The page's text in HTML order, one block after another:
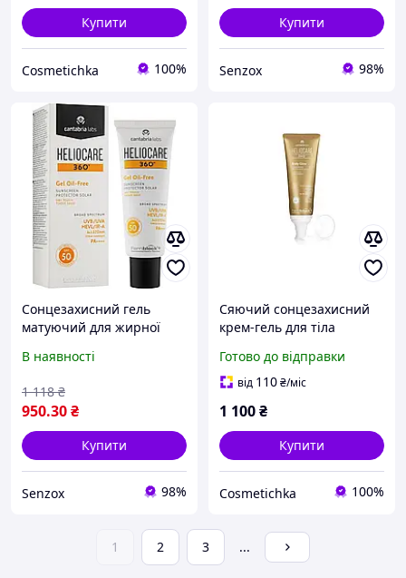
Купити
Cosmetichka 100%
Купити
Senzox 98%
Сонцезахисний гель
матуючий для жирної
Gel Oil-Free Heliocare 360
В наявності
950.30₴
1 118 ₴
Купити
Senzox 98%
Сяючий сонцезахисний
крем-гель для тіла
360º Body Glow SPF 50+,
100 мл
Готово до відправки
від 110₴/міс
1 100₴
Купити
Cosmetichka 100%
1 2 3 ...